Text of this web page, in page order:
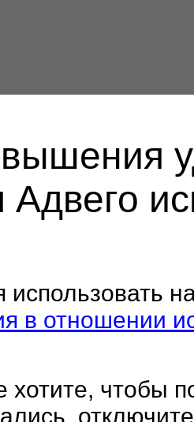
Адвего
использовать
в отношении
чтобы